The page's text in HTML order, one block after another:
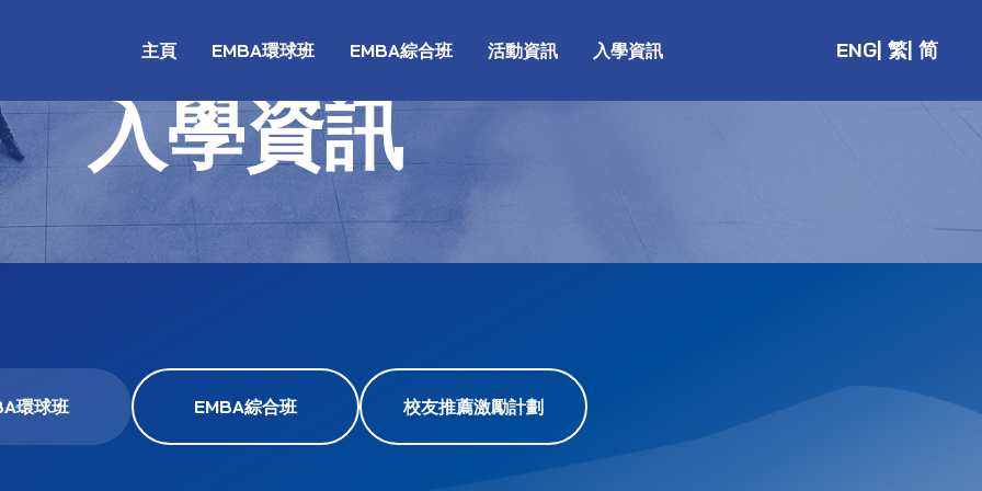
主頁 EMBA環球班 EMBA綜合班 活動資訊 入學資訊 ENG | 繁 | 简
入學資訊
環球班 EMBA綜合班 校友推薦激勵計劃